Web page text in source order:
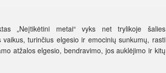
„Neįtikėtini metai“ vyks net trylikoje šalies
turinčius elgesio ir emocinių sunkumų, rasti
atžalos elgesio, bendravimo, jos auklėjimo ir kitų